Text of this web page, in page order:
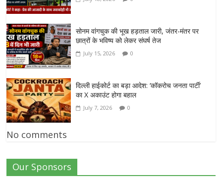
सोनम वांगचुक की भूख हड़ताल जारी, जंतर-मंतर पर
छात्रों के भविष्य को लेकर संघर्ष तेज
July 15, 2026 0
दिल्ली हाईकोर्ट का बड़ा आदेश: ‘कॉकरोच जनता पार्टी’
का X अकाउंट होगा बहाल
July 7, 2026 0
No comments
Our Sponsors